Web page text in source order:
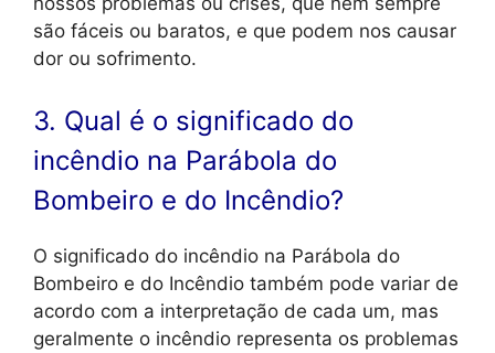
são fáceis ou baratos, e que podem nos causar
dor ou sofrimento.
3. Qual é o significado do
incêndio na Parábola do
Bombeiro e do Incêndio?
O significado do incêndio na Parábola do
Bombeiro e do Incêndio também pode variar de
acordo com a interpretação de cada um, mas
geralmente o incêndio representa os problemas